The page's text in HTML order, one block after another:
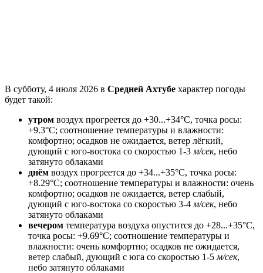
В субботу, 4 июля 2026 в Средней Ахтубе характер погоды
будет такой:
утром воздух прогреется до +30...+34°C, точка росы:
+9.3°C; соотношение температуры и влажности:
комфортно; осадков не ожидается, ветeр лёгкий,
дующий с юго-востока со скоростью 1-3 м/сек, небо
затянуто облаками
днём воздух прогреется до +34...+35°C, точка росы:
+8.29°C; соотношение температуры и влажности: очень
комфортно; осадков не ожидается, ветeр слабый,
дующий с юго-востока со скоростью 3-4 м/сек, небо
затянуто облаками
вечером температура воздуха опустится до +28...+35°C,
точка росы: +9.69°C; соотношение температуры и
влажности: очень комфортно; осадков не ожидается,
ветeр слабый, дующий с юга со скоростью 1-5 м/сек,
небо затянуто облаками